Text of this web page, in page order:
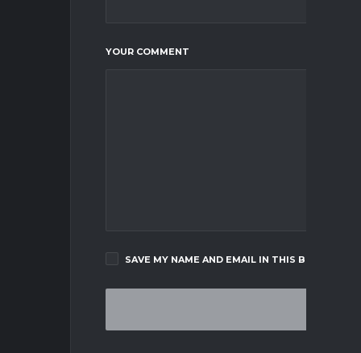
YOUR COMMENT
SAVE MY NAME AND EMAIL IN THIS BROWSER